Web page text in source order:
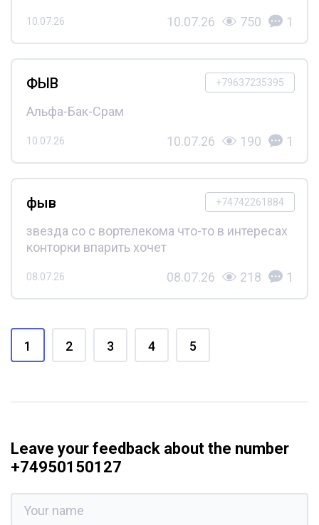
10.07.26 10.07.26 750 1
+79637235395
ФЫВ
Альфа-Бак-Срам
10.07.26 10.07.26 190 1
+74742261884
фыв
звезда со с вортелекома что-то в интересах
конторки впарить хочет
08.07.26 08.07.26 218 1
1 2 3 4 5
Leave your feedback about the number
+74950150127